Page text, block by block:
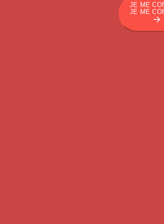
JE ME
JE ME